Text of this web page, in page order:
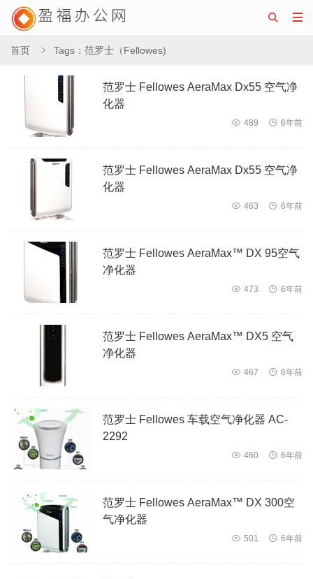


首页  Tags：范罗士（Fellowes)
范罗士 Fellowes AeraMax Dx55 空气净
化器
 489  6年前
范罗士 Fellowes AeraMax Dx55 空气净
化器
 463  6年前
范罗士 Fellowes AeraMax™ DX 95空气
净化器
 473  6年前
范罗士 Fellowes AeraMax™ DX5 空气
净化器
 467  6年前
范罗士 Fellowes 车载空气净化器 AC-
2292
 460  6年前
范罗士 Fellowes AeraMax™ DX 300空
气净化器
 501  6年前